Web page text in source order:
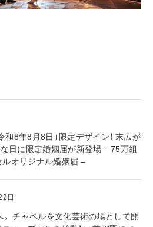
和8年8月8日」限定デザイン！ 末広が
な日に限定婚姻届が新登場 – 75万組
オリジナル婚姻届 –
日
。 チャペルを文化芸術の場として開